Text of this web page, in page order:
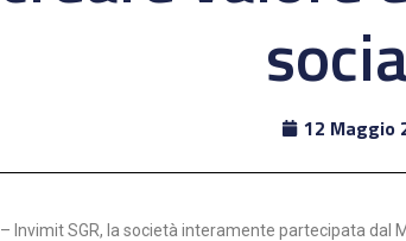
12 Maggio
– Invimit SGR, la società interamente partecipata dal